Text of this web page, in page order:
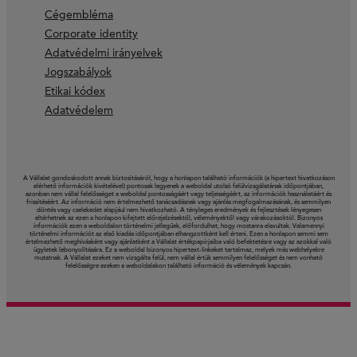
Cégembléma
Corporate identity
Adatvédelmi irányelvek
Jogszabályok
Etikai kódex
Adatvédelem
A Vállalat gondoskodott annak biztosításáról, hogy a honlapon található információk (a hipertext hivatkozáson
elérhető információk kivételével) pontosak legyenek a weboldal utolsó felülvizsgálatának időpontjában,
azonban nem vállal felelősséget a weboldal pontosságáért vagy teljességéért, az információk használatáért és
frissítéséért. Az információ nem értelmezhető tanácsadásnak vagy ajánlás megfogalmazásának, és semmilyen
döntés vagy cselekedet alapjául nem hivatkozható. A tényleges eredmények és fejlesztések lényegesen
eltérhetnek az ezen a honlapon kifejtett előrejelzésektől, véleményektől vagy várakozásoktól. Bizonyos
információk ezen a weboldalon történelmi jellegűek, előfordulhat, hogy mostanra elavultak. Valamennyi
történelmi információt az első kiadás időpontjában elhangzottként kell érteni. Ezen a honlapon semmi sem
értelmezhető meghívásként vagy ajánlatként a Vállalat értékpapírjaiba való befektetésre vagy az azokkal való
ügyletek lebonyolítására. Ez a weboldal bizonyos hipertext-linkeket tartalmaz, melyek más webhelyekre
mutatnak. A Vállalat ezeket nem vizsgálta felül, nem vállal értük semmilyen felelősséget és nem vonható
felelősségre ezeken a weboldalakon található információ és vélemények kapcsán.